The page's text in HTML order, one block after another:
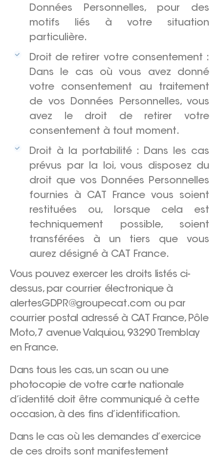
Données Personnelles, pour des
motifs liés à votre situation
particulière.
Droit de retirer votre consentement :
Dans le cas où vous avez donné
votre consentement au traitement
de vos Données Personnelles, vous
avez le droit de retirer votre
consentement à tout moment.
Droit à la portabilité : Dans les cas
prévus par la loi, vous disposez du
droit que vos Données Personnelles
fournies à CAT France vous soient
restituées ou, lorsque cela est
techniquement possible, soient
transférées à un tiers que vous
aurez désigné à CAT France.
Vous pouvez exercer les droits listés ci-
dessus, par courrier électronique à
alertesGDPR@groupecat.com ou par
courrier postal adressé à CAT France, Pôle
Moto,7 avenue Valquiou, 93290 Tremblay
en France.
Dans tous les cas, un scan ou une
photocopie de votre carte nationale
d’identité doit être communiqué à cette
occasion, à des fins d’identification.
Dans le cas où les demandes d’exercice
de ces droits sont manifestement